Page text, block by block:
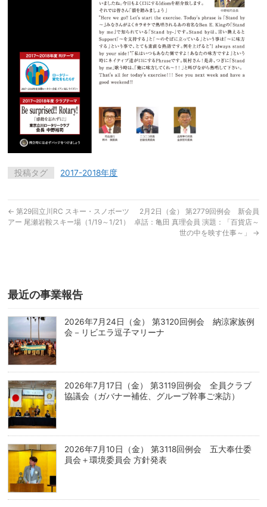
投稿タグ 2017-2018年度
← 第29回立川RC スキー・スノボーツ
アー 尾瀬岩鞍スキー場（1/19～1/21）
2月2日（金） 第2779回例会 新会員
卓話：亀田 真理会員 演題：「百貨店～
世の中を映す仕事～」 →
最近の事業報告
2026年7月24日（金） 第3120回例会 納涼家族例
会－リビエラ逗子マリーナ
2026年7月17日（金） 第3119回例会 全員クラブ
協議会（ガバナー補佐、グループ幹事ご来訪）
2026年7月10日（金） 第3118回例会 五大奉仕委
員会＋環境委員会 方針発表